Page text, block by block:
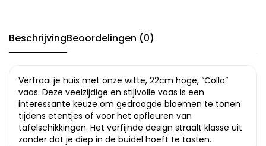
BeschrijvingBeoordelingen (0)
Verfraai je huis met onze witte, 22cm hoge, “Collo”
vaas. Deze veelzijdige en stijlvolle vaas is een
interessante keuze om gedroogde bloemen te tonen
tijdens etentjes of voor het opfleuren van
tafelschikkingen. Het verfijnde design straalt klasse uit
zonder dat je diep in de buidel hoeft te tasten.